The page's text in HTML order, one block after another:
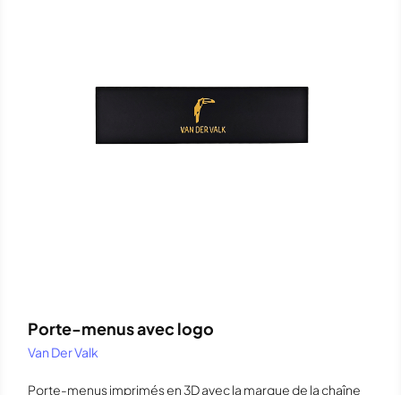
Porte-menus avec logo
Van Der Valk
Porte-menus imprimés en 3D avec la marque de la chaîne